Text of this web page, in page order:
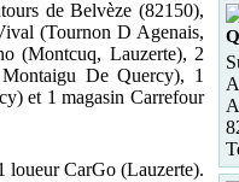
de Belvèze (82150),
(Tournon D Agenais,
(Montcuq, Lauzerte), 2
Montaigu De Quercy), 1
et 1 magasin Carrefour
loueur CarGo (Lauzerte).